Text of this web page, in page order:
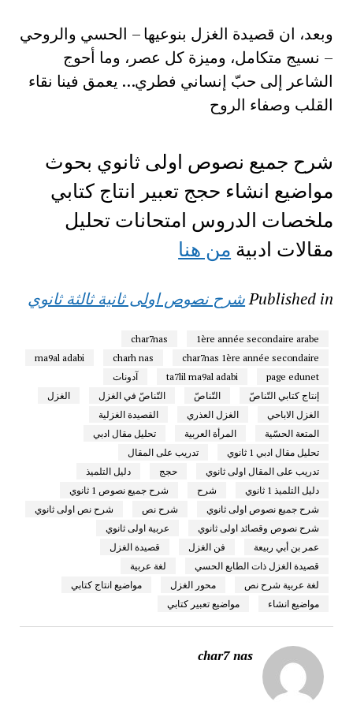
وبعد، ان قصيدة الغزل بنوعيها – الحسي والروحي
– نسيج متكامل، وميزة كل عصر، وما أحوج
الشاعر إلى حبّ إنساني فطري… يعمق فينا نقاء
القلب وصفاء الروح
شرح جميع نصوص اولى ثانوي بحوث
مواضيع انشاء حجج تعبير انتاج كتابي
ملخصات الدروس امتحانات تحليل
مقالات ادبية من هنا
Published inشرح نصوص اولى ثانية ثالثة ثانوي
1ère année secondaire arabe
char7nas
char7nas 1ère année secondaire
charh nas
ma9al adabi
page edunet
ta7lil ma9al adabi
آدونات
إنتاج كتابي التّناصّ
التّناصّ التّناصّ في الغزل
الغزل
الغزل الاباحي
الغزل العذري
القصيدة الغزلية
المتعة الحسّية
المرأة العربية
تحليل مقال ادبي
تحليل مقال ادبي 1 ثانوي
تدريب على المقال
تدريب على المقال اولى ثانوي
حجج
دليل التلميذ
دليل التلميذ 1 ثانوي
شرح
شرح جميع نصوص 1 ثانوي
شرح جميع نصوص اولى ثانوي
شرح نص
شرح نص اولى ثانوي
شرح نصوص وقصائد اولى ثانوي
عربية اولى ثانوي
عمر بن أبي ربيعة
فن الغزل
قصيدة الغزل
قصيدة الغزل ذات الطابع الحسي
لغة عربية
لغة عربية شرح نص
محور الغزل
مواضيع انتاج كتابي
مواضيع انشاء
مواضيع تعبير كتابي
char7 nas